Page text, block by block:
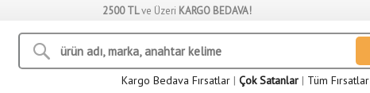
2500 TLve Üzeri KARGO BEDAVA!
Kargo Bedava Fırsatlar | Çok Satanlar | Tüm Fırsatlar